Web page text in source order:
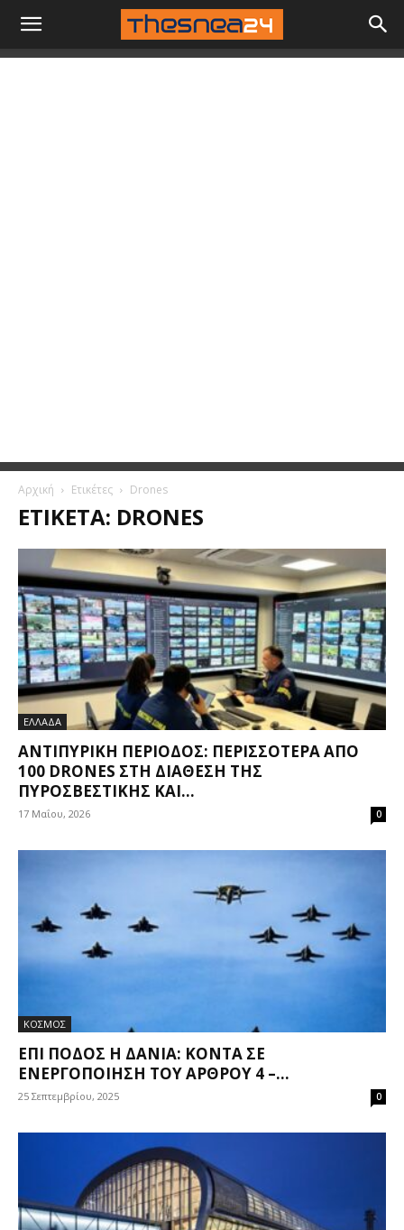
Αρχική Ετικέτες Drones
ΕΤΙΚΈΤΑ: DRONES
ΕΛΛΑΔΑ
ΑΝΤΙΠΥΡΙΚΉ ΠΕΡΊΟΔΟΣ: ΠΕΡΙΣΣΌΤΕΡΑ ΑΠΌ
100 DRONES ΣΤΗ ΔΙΆΘΕΣΗ ΤΗΣ
ΠΥΡΟΣΒΕΣΤΙΚΉΣ ΚΑΙ...
17 Μαΐου, 2026 0
ΚΟΣΜΟΣ
ΕΠΊ ΠΟΔΌΣ Η ΔΑΝΊΑ: ΚΟΝΤΆ ΣΕ
ΕΝΕΡΓΟΠΟΊΗΣΗ ΤΟΥ ΆΡΘΡΟΥ 4 –...
25 Σεπτεμβρίου, 2025 0